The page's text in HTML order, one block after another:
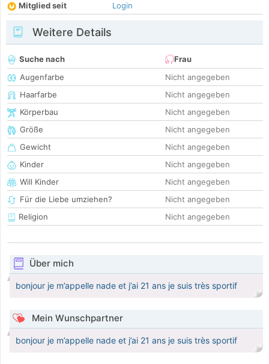
Mitglied seit
Login
Weitere Details
Suche nach
Frau
Augenfarbe
Nicht angegeben
Haarfarbe
Nicht angegeben
Körperbau
Nicht angegeben
Größe
Nicht angegeben
Gewicht
Nicht angegeben
Kinder
Nicht angegeben
Will Kinder
Nicht angegeben
Für die Liebe umziehen?
Nicht angegeben
Religion
Nicht angegeben
Über mich
bonjour je m’appelle nade et j’ai 21 ans je suis très sportif
Mein Wunschpartner
bonjour je m’appelle nade et j’ai 21 ans je suis très sportif